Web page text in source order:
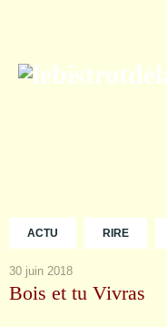
ACTU RIRE
30 juin 2018
Bois et tu Vivras